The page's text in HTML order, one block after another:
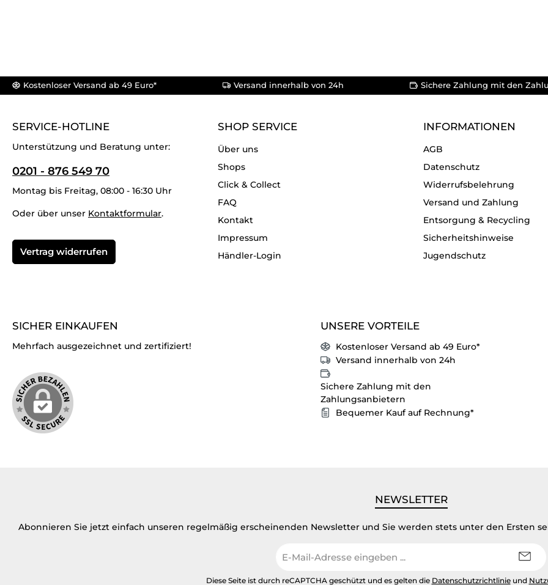
Kostenloser Versand ab 49 Euro* Versand innerhalb von 24h Sichere Zahlung mit den
SERVICE-HOTLINE
Unterstützung und Beratung unter:
0201 - 876 549 70
Montag bis Freitag, 08:00 - 16:30 Uhr
Oder über unser Kontaktformular.
Vertrag widerrufen
SHOP SERVICE
Über uns
Shops
Click & Collect
FAQ
Kontakt
Impressum
Händler-Login
INFORMATIONEN
AGB
Datenschutz
Widerrufsbelehrung
Versand und Zahlung
Entsorgung & Recycling
Sicherheitshinweise
Jugendschutz
SICHER EINKAUFEN
Mehrfach ausgezeichnet und zertifiziert!
UNSERE VORTEILE
Kostenloser Versand ab 49 Euro*
Versand innerhalb von 24h
Sichere Zahlung mit den
Zahlungsanbietern
Bequemer Kauf auf Rechnung*
NEWSLETTER
Abonnieren Sie jetzt einfach unseren regelmäßig erscheinenden Newsletter und Sie werden stets unter den Ersten
Mail-
Diese Seite ist durch reCAPTCHA geschützt und es gelten die Datenschutzrichtlinieund